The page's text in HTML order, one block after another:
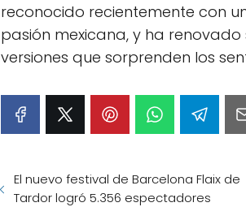
reconocido recientemente con
pasión mexicana, y ha
versiones que sorprenden los
El nuevo festival de Barcelona Flaix de
Tardor logró 5.356 espectadores